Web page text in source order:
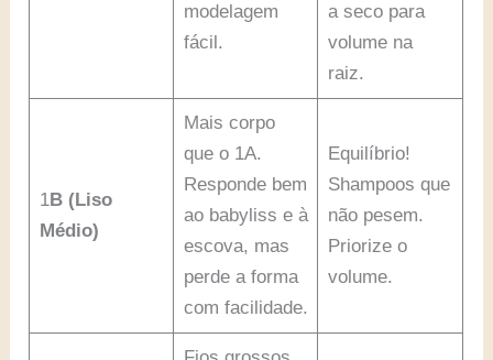
modelagem
fácil.
a seco para
volume na
raiz.
1B (Liso
Médio)
Mais corpo
que o 1A.
Responde bem
ao babyliss e à
escova, mas
perde a forma
com facilidade.
Equilíbrio!
Shampoos que
não pesem.
Priorize o
volume.